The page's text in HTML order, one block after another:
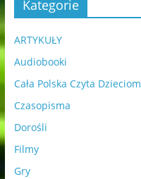
Kategorie
ARTYKUŁY
Audiobooki
Cała Polska Czyta Dzieciom
Czasopisma
Dorośli
Filmy
Gry